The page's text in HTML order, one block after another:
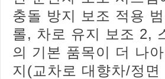
충돌 방지 보조 적용
롤, 차로 유지 보조 2,
의 기본 품목이 더 나
지(교차로 대향차/정